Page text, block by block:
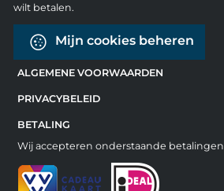
wilt betalen.
Mijn cookies beheren
ALGEMENE VOORWAARDEN
PRIVACYBELEID
BETALING
Wij accepteren onderstaande betalingen